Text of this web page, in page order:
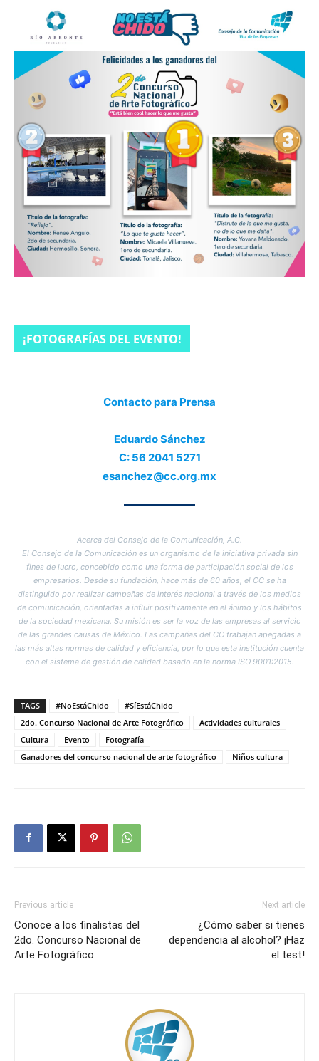
¡FOTOGRAFÍAS DEL EVENTO!
Contacto para Prensa
Eduardo Sánchez
C: 56 2041 5271
esanchez@cc.org.mx
Acerca del Consejo de la Comunicación, A.C.
El Consejo de la Comunicación es un organismo de la iniciativa privada sin
fines de lucro, concebido como una forma de participación social de los
empresarios. Desde su fundación, hace más de 60 años, el CC se ha
distinguido por realizar campañas de interés nacional a través de los medios
de comunicación, orientadas a influir positivamente en el ánimo y los hábitos
de la sociedad mexicana. Su misión es ser la voz de las empresas al servicio
de las grandes causas de México. Las campañas del CC trabajan apegadas a
las más altas normas de calidad y eficiencia, por lo que esta institución cuenta
con el sistema de gestión de calidad basado en la norma ISO 9001:2015.
TAGS #NoEstáChido
#SíEstáChido
2do. Concurso Nacional de Arte Fotográfico
Actividades culturales
Cultura
Evento
Fotografía
Ganadores del concurso nacional de arte fotográfico
Niños cultura
Previous article
Conoce a los finalistas del
2do. Concurso Nacional de
Arte Fotográfico
Next article
¿Cómo saber si tienes
dependencia al alcohol? ¡Haz
el test!